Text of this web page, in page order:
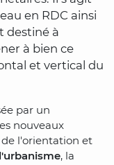
en RDC ainsi
destiné à
à bien ce
et vertical du
par un
nouveaux
l'orientation et
, la